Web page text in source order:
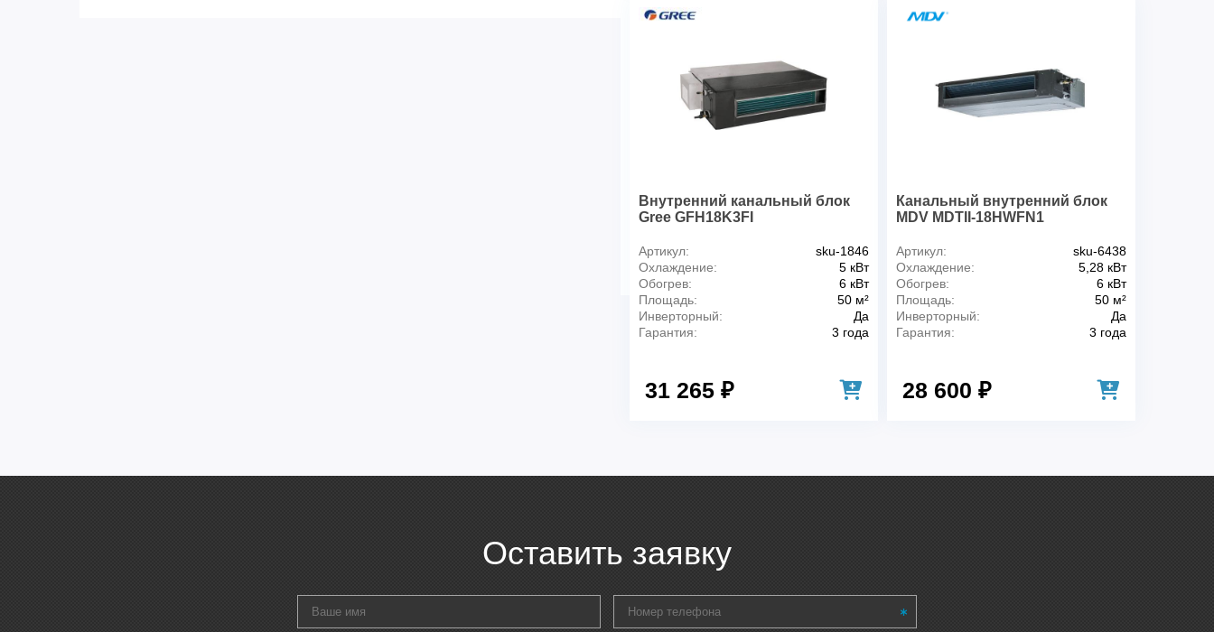
Вес нетто, кг
30
Функция ночной экономии
Никого нет дома
Недельный таймер
Централизованное управление
Фильтр с функцией самоочистки
Да
Приоритетное помещение (только для
мультисистем)
Да
Внутренний канальный блок
Gree GFH18K3FI
Артикул:
sku-1846
Охлаждение:
5 кВт
Обогрев:
6 кВт
Площадь:
50 м²
Инверторный:
Да
Гарантия:
3 года
31 265 ₽
Канальный внутренний блок
MDV MDTII-18HWFN1
Артикул:
sku-6438
Охлаждение:
5,28 кВт
Обогрев:
6 кВт
Площадь:
50 м²
Инверторный:
Да
Гарантия:
3 года
28 600 ₽
Оставить заявку